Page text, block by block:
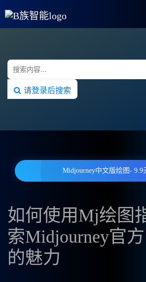
请登录后搜索
Midjourney中文版绘图- 9.9
如何使用Mj绘图
索Midjourney官
的魅力